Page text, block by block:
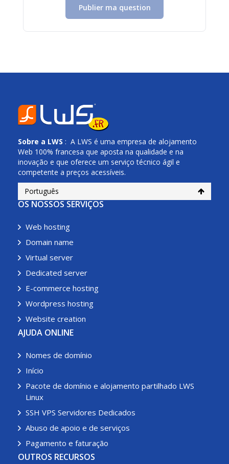
Publier ma question
Sobre a LWS : A LWS é uma empresa de alojamento
Web 100% francesa que aposta na qualidade e na
inovação e que oferece um serviço técnico ágil e
competente a preços acessíveis.
Português
OS NOSSOS SERVIÇOS
Web hosting
Domain name
Virtual server
Dedicated server
E-commerce hosting
Wordpress hosting
Website creation
AJUDA ONLINE
Nomes de domínio
Início
Pacote de domínio e alojamento partilhado LWS
Linux
SSH VPS Servidores Dedicados
Abuso de apoio e de serviços
Pagamento e faturação
OUTROS RECURSOS